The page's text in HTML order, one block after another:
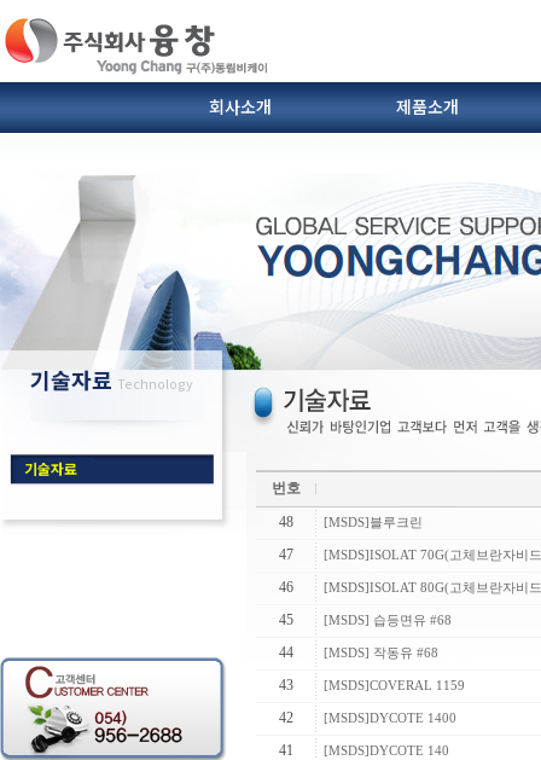
회사소개 제품소개
기술자료 Technology
기술자료
번호
48
[MSDS]블루크린
47 [MSDS]ISOLAT 70G(고체브란자비
46 [MSDS]ISOLAT 80G(고체브란자비
45 [MSDS] 습등면유 #68
44 [MSDS] 작동유 #68
43 [MSDS]COVERAL 1159
42 [MSDS]DYCOTE 1400
41 [MSDS]DYCOTE 140